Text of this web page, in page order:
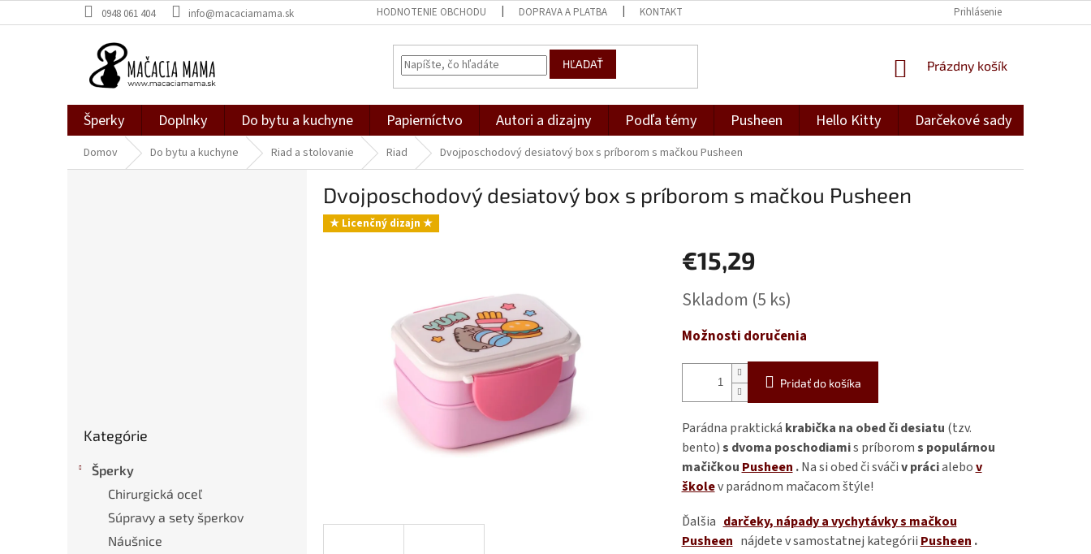
na
0948 061 404 info@macaciamama.sk HODNOTENIE OBCHODU DOPRAVA A PLATBA KONTAKT Prihlásenie
HĽADAŤ
NÁKUPNÝ
Prázdny košík
Šperky Doplnky Do bytu a kuchyne Papierníctvo Autori a dizajny Podľa témy Pusheen Hello Kitty Darčekové sady
Domov Do bytu a kuchyne Riad a stolovanie Riad Dvojposchodový desiatový box s príborom s mačkou Pusheen
kategórie
Kategórie
Šperky
Chirurgická oceľ
Súpravy a sety šperkov
Náušnice
Dvojposchodový desiatový box s príborom s mačkou Pusheen
★ Licenčný dizajn ★
€15,29
cena:
Skladom (5 ks)
Možnosti doručenia
Pridať do košíka
Parádna praktická krabička na obed či desiatu (tzv.
bento)s dvoma poschodiamis príboroms populárnou
mačičkouPusheen .Na si obed či sváčiv prácialebov
školev parádnom mačacom štýle!
Ďalšia darčeky, nápady a vychytávky s mačkou
Pusheen nájdete v samostatnej kategóriiPusheen.